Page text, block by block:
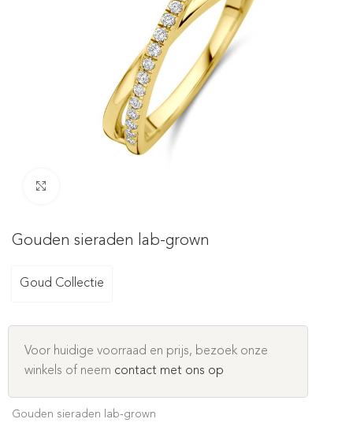
Gouden sieraden lab-grown
Goud Collectie
Voor huidige voorraad en prijs, bezoek onze
winkels of neem contact met ons op
Gouden sieraden lab-grown